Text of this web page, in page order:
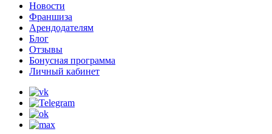
Новости
Франшиза
Арендодателям
Блог
Отзывы
Бонусная программа
Личный кабинет